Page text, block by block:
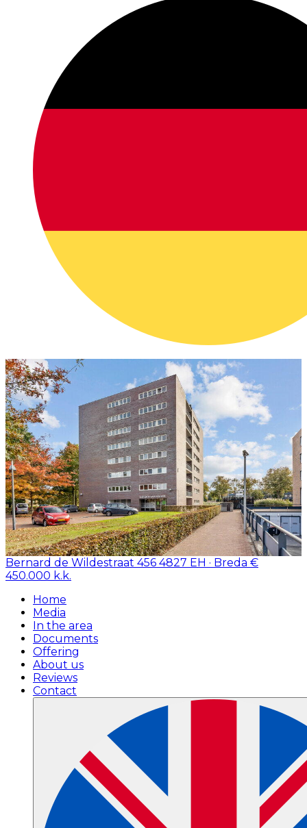
Bernard de Wildestraat 456 4827 EH · Breda €
450.000 k.k.
Home
Media
In the area
Documents
Offering
About us
Reviews
Contact